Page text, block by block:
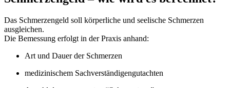
Das Schmerzengeld soll körperliche und seelische Schmerzen
ausgleichen.
Die Bemessung erfolgt in der Praxis anhand:
Art und Dauer der Schmerzen
medizinischem Sachverständigengutachten